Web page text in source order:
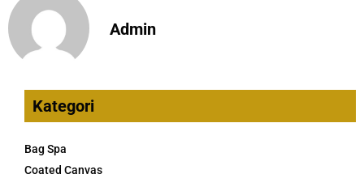
Admin
Kategori
Bag Spa
Coated Canvas